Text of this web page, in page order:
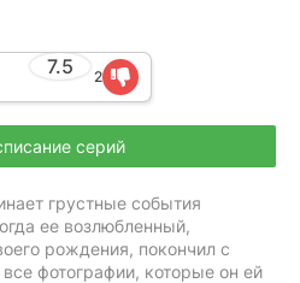
7.5 2
серий
грустные события
ее возлюбленный,
рождения, покончил с
фотографии, которые он ей